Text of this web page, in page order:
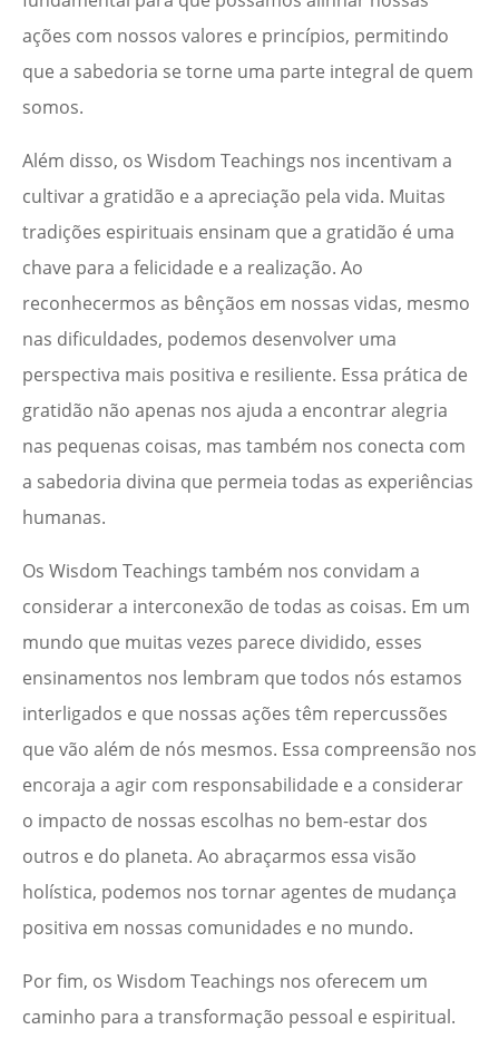
ações com nossos valores e princípios, permitindo
que a sabedoria se torne uma parte integral de quem
somos.
Além disso, os Wisdom Teachings nos incentivam a
cultivar a gratidão e a apreciação pela vida. Muitas
tradições espirituais ensinam que a gratidão é uma
chave para a felicidade e a realização. Ao
reconhecermos as bênçãos em nossas vidas, mesmo
nas dificuldades, podemos desenvolver uma
perspectiva mais positiva e resiliente. Essa prática de
gratidão não apenas nos ajuda a encontrar alegria
nas pequenas coisas, mas também nos conecta com
a sabedoria divina que permeia todas as experiências
humanas.
Os Wisdom Teachings também nos convidam a
considerar a interconexão de todas as coisas. Em um
mundo que muitas vezes parece dividido, esses
ensinamentos nos lembram que todos nós estamos
interligados e que nossas ações têm repercussões
que vão além de nós mesmos. Essa compreensão nos
encoraja a agir com responsabilidade e a considerar
o impacto de nossas escolhas no bem-estar dos
outros e do planeta. Ao abraçarmos essa visão
holística, podemos nos tornar agentes de mudança
positiva em nossas comunidades e no mundo.
Por fim, os Wisdom Teachings nos oferecem um
caminho para a transformação pessoal e espiritual.